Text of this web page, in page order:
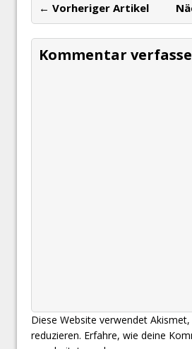
← Vorheriger Artikel
Kommentar
Diese Website verwendet
reduzieren. Erfahre, wie deine